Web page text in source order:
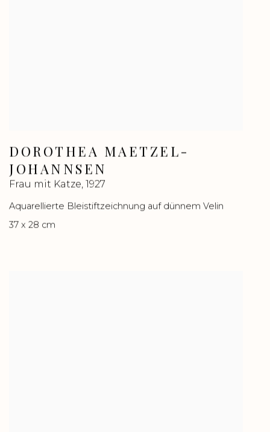
DOROTHEA MAETZEL-
JOHANNSEN
Frau mit Katze, 1927
Aquarellierte Bleistiftzeichnung auf dünnem Velin
37 x 28 cm